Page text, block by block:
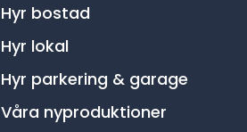
Hyr bostad
Hyr lokal
Hyr parkering & garage
Våra nyproduktioner